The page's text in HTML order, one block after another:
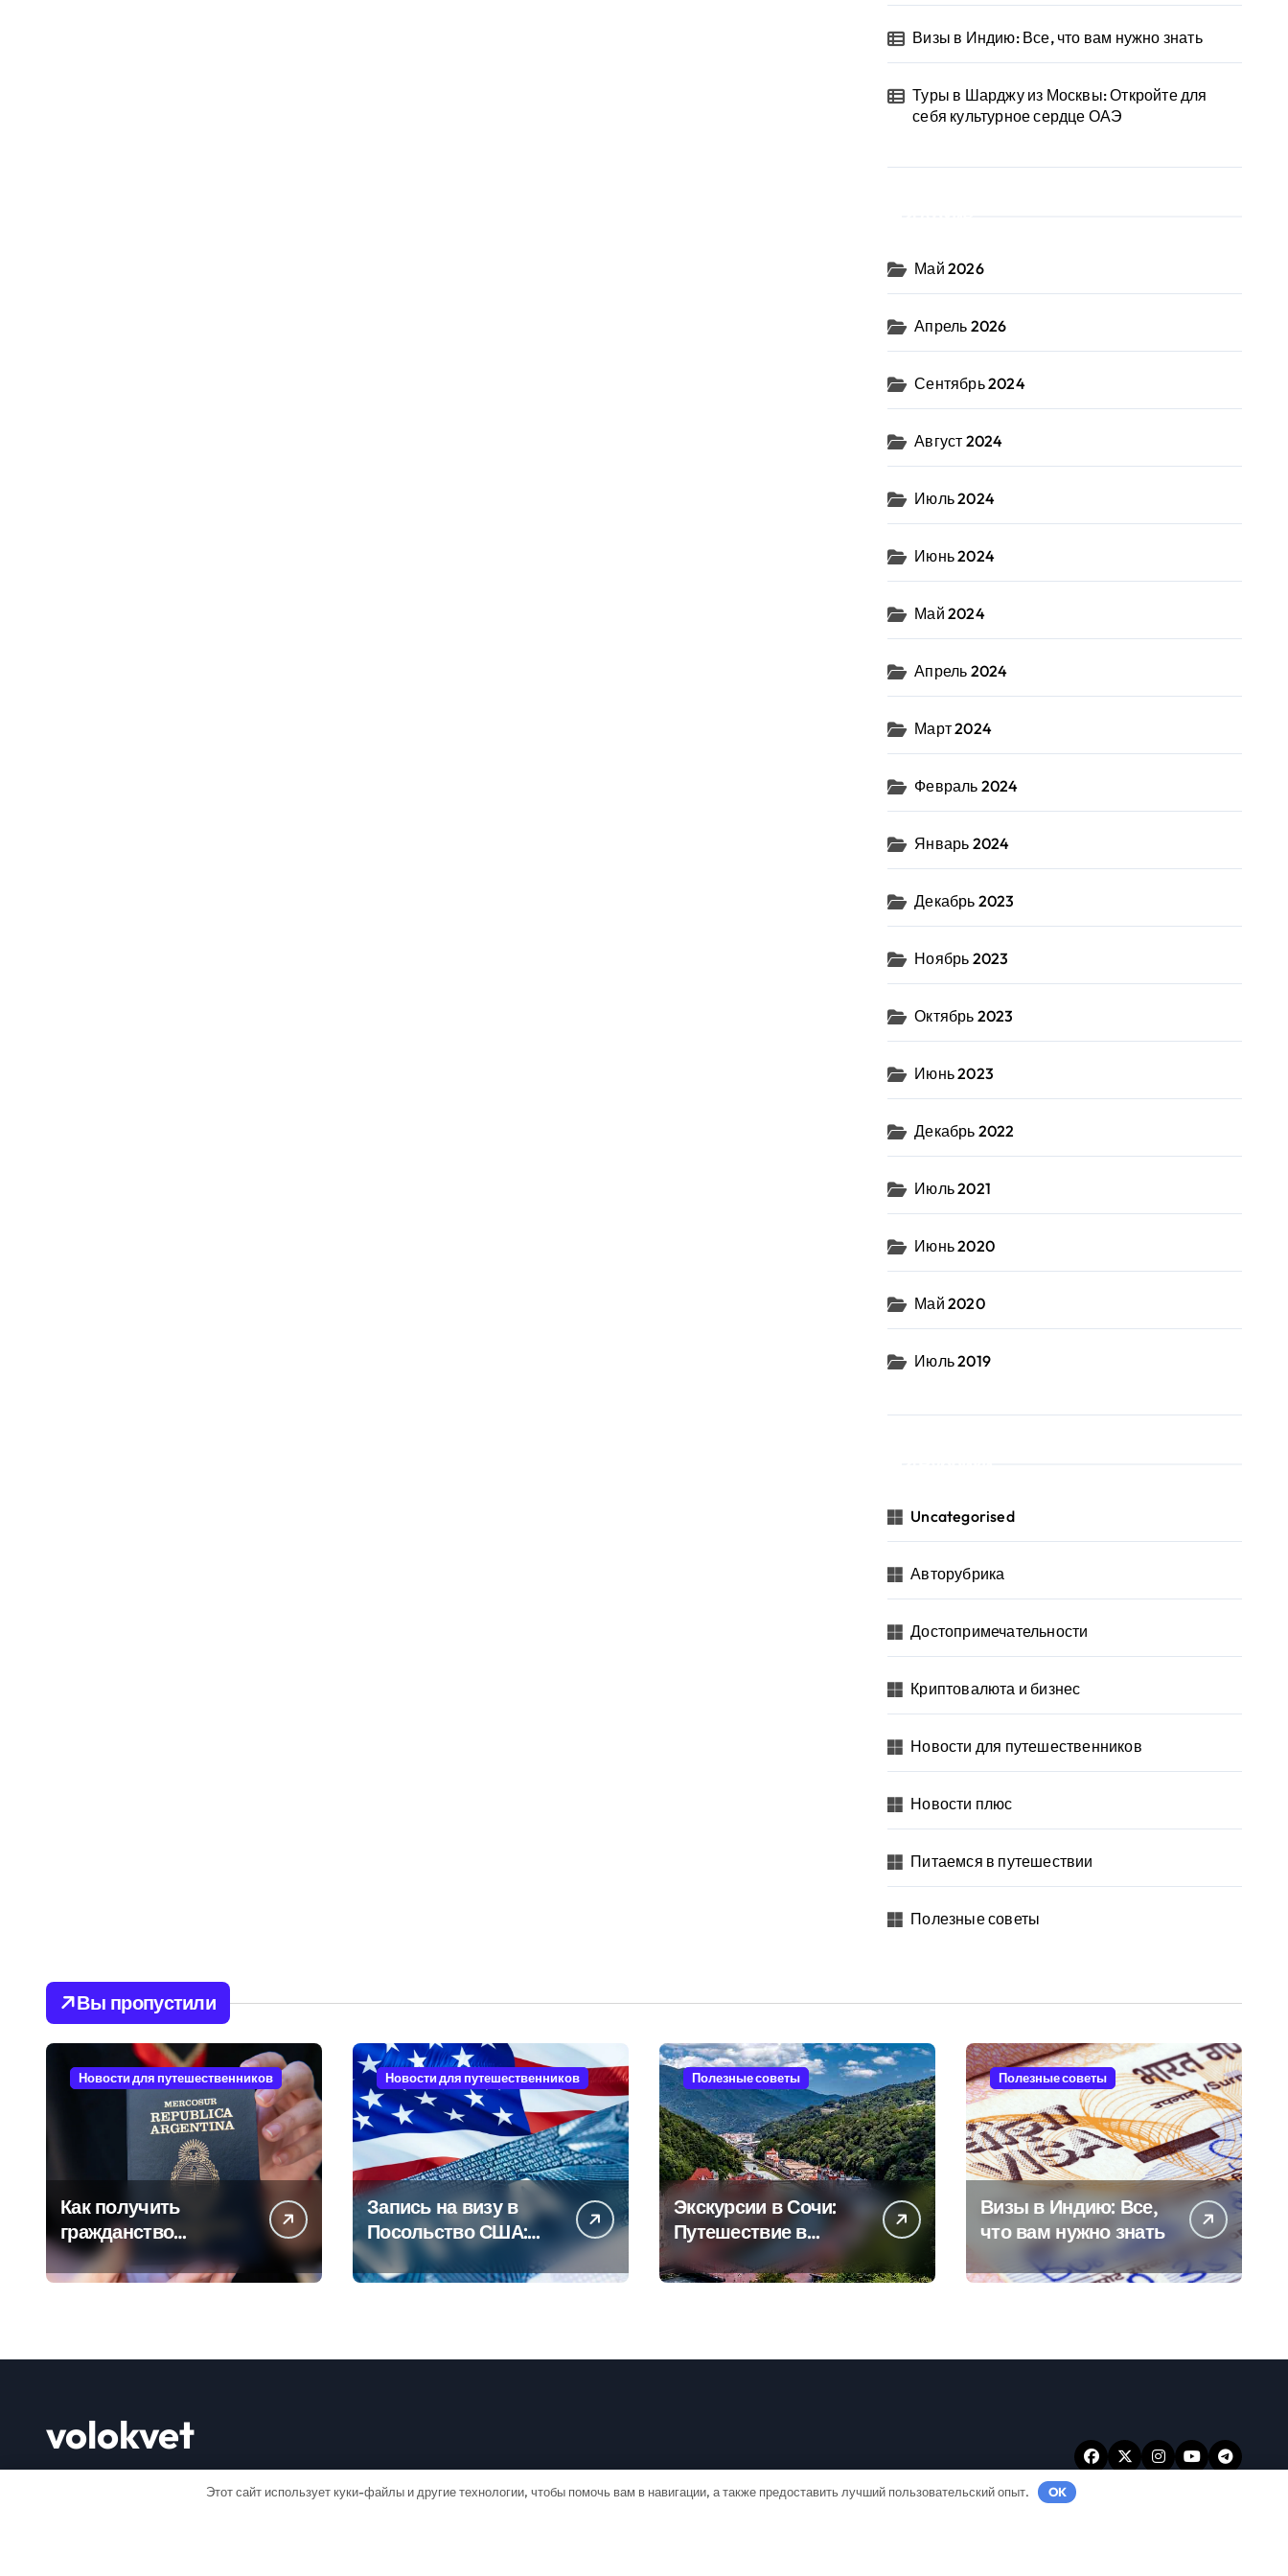
Визы в Индию: Все, что вам нужно знать
Туры в Шарджу из Москвы: Откройте для
себя культурное сердце ОАЭ
Май 2026
Апрель 2026
Сентябрь 2024
Август 2024
Июль 2024
Июнь 2024
Май 2024
Апрель 2024
Март 2024
Февраль 2024
Январь 2024
Декабрь 2023
Ноябрь 2023
Октябрь 2023
Июнь 2023
Декабрь 2022
Июль 2021
Июнь 2020
Май 2020
Июль 2019
Uncategorised
Авторубрика
Достопримечательности
Криптовалюта и бизнес
Новости для путешественников
Новости плюс
Питаемся в путешествии
Полезные советы
Вы пропустили
Новости для путешественников
Как получить
гражданство
Аргентины: Полное
руководство
Новости для путешественников
Запись на визу в
Посольство США:
Пошаговое
руководство
Полезные советы
Экскурсии в Сочи:
Путешествие в
сердце
Черноморского
Полезные советы
Визы в Индию: Все,
что вам нужно знать
volokvet
Этот сайт использует куки-файлы и другие технологии, чтобы помочь вам в навигации, а также предоставить лучший пользовательский опыт. OK